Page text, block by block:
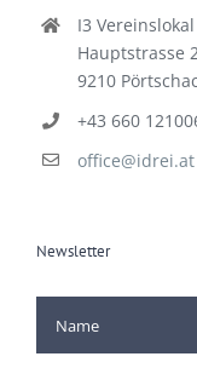
I3
Hauptstrasse
9210
+43 660
office@idrei.at
Newsletter